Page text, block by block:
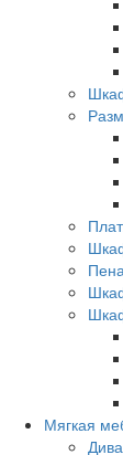
Мягкая